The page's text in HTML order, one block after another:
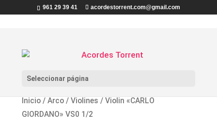
961 29 39 41 acordestorrent.com@gmail.com
Seleccionar página
Inicio/ Arco/ Violines / Violin «CARLO
GIORDANO» VS0 1/2